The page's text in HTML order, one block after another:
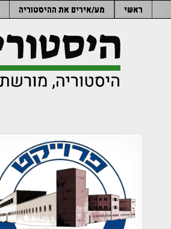
to
ראשי מע/אירים את ההיסטוריה